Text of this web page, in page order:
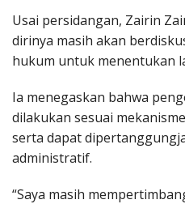
Usai persidangan, Zairin
dirinya masih akan
hukum untuk menentukan
Ia menegaskan bahwa
dilakukan sesuai
serta dapat
administratif.
“Saya masih